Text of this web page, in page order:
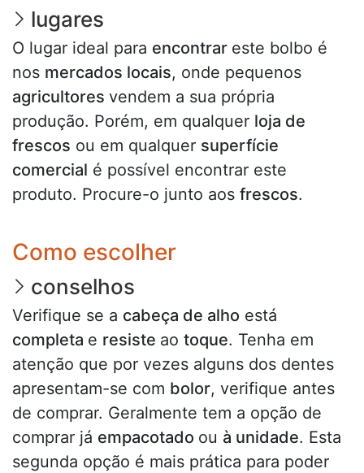
lugares
O lugar ideal para encontrar este bolbo é
nos mercados locais, onde pequenos
agricultores vendem a sua própria
produção. Porém, em qualquer loja de
frescos ou em qualquer superfície
comercial é possível encontrar este
produto. Procure-o junto aos frescos.
Como escolher
conselhos
Verifique se a cabeça de alho está
completa e resiste ao toque. Tenha em
atenção que por vezes alguns dos dentes
apresentam-se com bolor, verifique antes
de comprar. Geralmente tem a opção de
comprar já empacotado ou à unidade. Esta
segunda opção é mais prática para poder